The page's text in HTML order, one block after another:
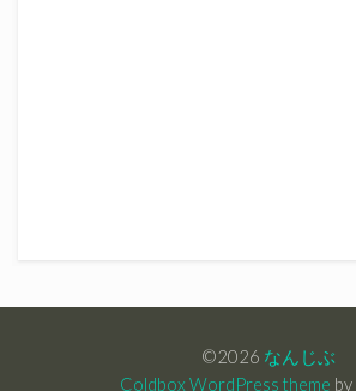
©2026 なんじぶ
Coldbox WordPress theme